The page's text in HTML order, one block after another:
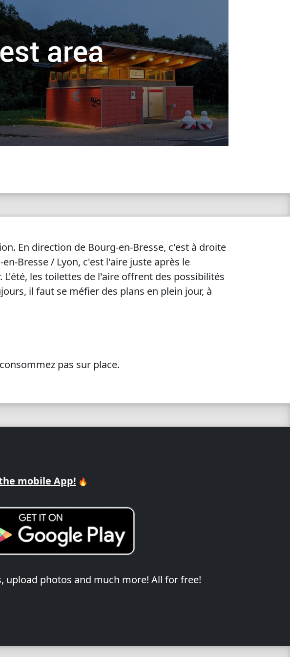
En direction de Bourg-en-Bresse, c'est à droite
Bresse / Lyon, c'est l'aire juste après le
les toilettes de l'aire offrent des possibilités
il faut se méfier des plans en plein jour, à
pas sur place.
mobile App! 🔥
upload photos and much more! All for free!